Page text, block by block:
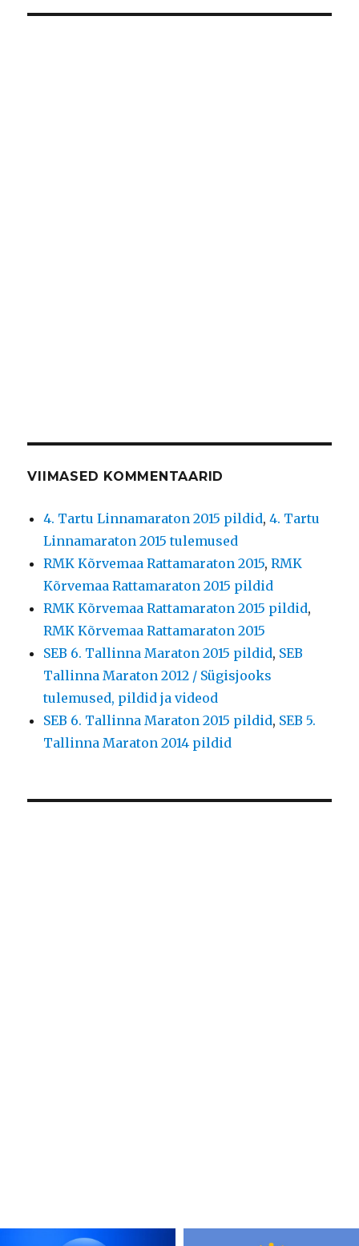
VIIMASED KOMMENTAARID
4. Tartu Linnamaraton 2015 pildid,4. Tartu
Linnamaraton 2015 tulemused
RMK Kõrvemaa Rattamaraton 2015,RMK
Kõrvemaa Rattamaraton 2015 pildid
RMK Kõrvemaa Rattamaraton 2015 pildid,
RMK Kõrvemaa Rattamaraton 2015
SEB 6. Tallinna Maraton 2015 pildid, SEB
Tallinna Maraton 2012 / Sügisjooks
tulemused, pildid ja videod
SEB 6. Tallinna Maraton 2015 pildid, SEB 5.
Tallinna Maraton 2014 pildid